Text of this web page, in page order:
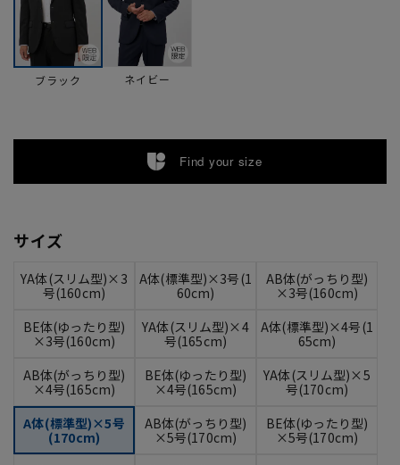
ブラック ネイビー
Find your size
サイズ
YA体(スリム型)×3
号(160cm)
A体(標準型)×3号(1
60cm)
AB体(がっちり型)
×3号(160cm)
BE体(ゆったり型)
×3号(160cm)
YA体(スリム型)×4
号(165cm)
A体(標準型)×4号(1
65cm)
AB体(がっちり型)
×4号(165cm)
BE体(ゆったり型)
×4号(165cm)
YA体(スリム型)×5
号(170cm)
A体(標準型)×5号
(170cm)
AB体(がっちり型)
×5号(170cm)
BE体(ゆったり型)
×5号(170cm)